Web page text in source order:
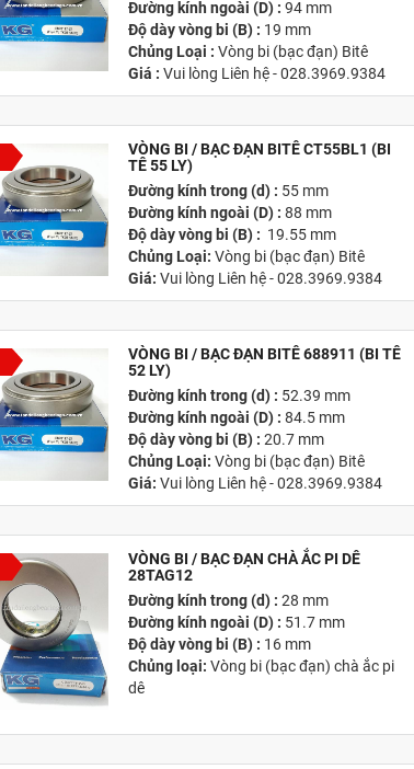
Đường kính ngoài (D) : 94 mm
Độ dày vòng bi (B) : 19 mm
Chủng Loại :Vòng bi (bạc đạn) Bitê
Giá : Vui lòng Liên hệ - 028.3969.9384
Email
Hãng Sản Xuất :
KG International FZCO
VÒNG BI / BẠC ĐẠN BITÊ CT55BL1 (BI
TÊ 55 LY)
Đường kính trong (d) : 55 mm
Đường kính ngoài (D) : 88 mm
Độ dày vòng bi (B) : 19.55 mm
Chủng Loại:Vòng bi (bạc đạn) Bitê
Giá: Vui lòng Liên hệ - 028.3969.9384
Email:info@tandailongbearings.com.vn
VÒNG BI / BẠC ĐẠN BITÊ 688911 (BI TÊ
52 LY)
Đường kính trong (d) : 52.39 mm
Đường kính ngoài (D) : 84.5 mm
Độ dày vòng bi (B) : 20.7 mm
Chủng Loại:Vòng bi (bạc đạn) Bitê
Giá: Vui lòng Liên hệ - 028.3969.9384
Email:info@tandailongbearings.com.vn
VÒNG BI / BẠC ĐẠN CHÀ ẮC PI DÊ
28TAG12
Đường kính trong (d) : 28 mm
Đường kính ngoài (D) : 51.7 mm
Độ dày vòng bi (B) : 16 mm
Chủng loại:Vòng bi (bạc đạn) chà ắc pi
dê
Email:info@tandailongbearings.com.vn